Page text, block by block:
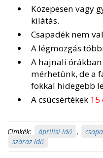
Közepesen vagy
kilátás.
Csapadék nem
A légmozgás
A hajnali
mérhetünk, de a
fokkal hidegebb
A csúcsértékek 15
Címkék: áprilisi idő ,
száraz idő